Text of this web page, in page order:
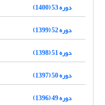
دوره 53 (1400)
دوره 52 (1399)
دوره 51 (1398)
دوره 50 (1397)
دوره 49 (1396)